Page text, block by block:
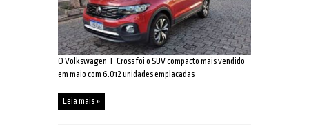
O Volkswagen T-Cross foi o SUV compacto mais vendido
em maio com 6.012 unidades emplacadas
Leia mais »